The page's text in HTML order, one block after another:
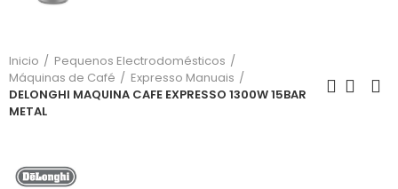
Inicio
Pequenos Electrodomésticos
Máquinas de Café
Expresso Manuais
DELONGHI MAQUINA CAFE EXPRESSO 1300W 15BAR
METAL